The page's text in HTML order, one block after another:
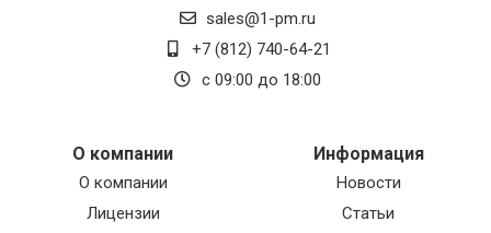
sales@1-pm.ru
+7 (812) 740-64-21
с 09:00 до 18:00
О компании
О компании
Лицензии
Информация
Новости
Статьи